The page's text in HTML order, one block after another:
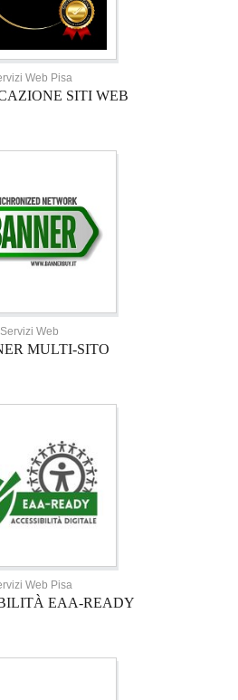
Web Pisa
SITI WEB
Servizi Web
MULTI-SITO
Web Pisa
EAA-READY